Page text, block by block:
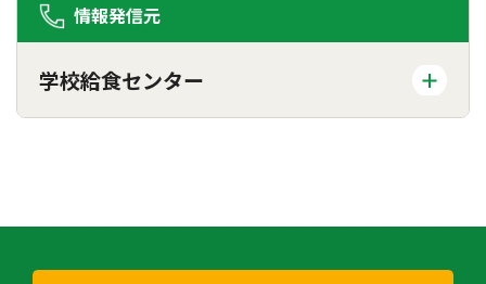
情報発信元
学校給食センター